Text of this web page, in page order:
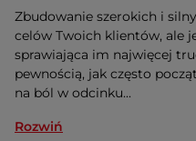
Zbudowanie szerokich i
celów Twoich klientów, ale
sprawiająca im najwięcej
pewnością, jak często
na ból w odcinku...
Rozwiń